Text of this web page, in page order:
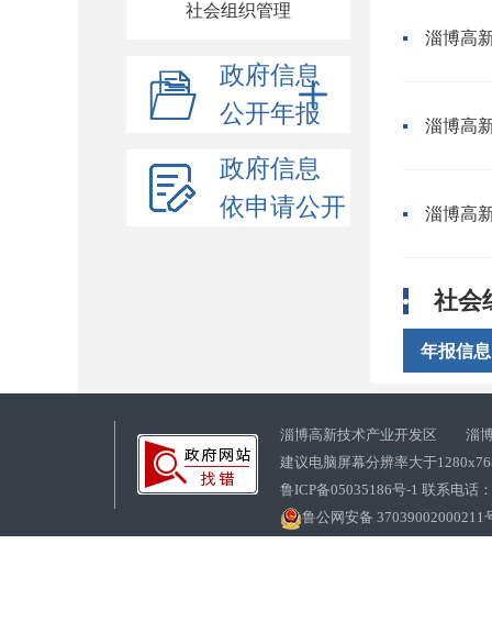
社会组织管理
政府信息
公开年报
政府信息
依申请公开
淄博高
淄博高
淄博高
社会
年报信息
淄博高新技术产业开发区 淄博
建议电脑屏幕分辨率大于
鲁ICP备05035186号-1 联系电话
鲁公网安备 37039002000211